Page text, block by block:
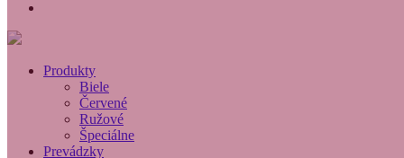
Produkty
Biele
Červené
Ružové
Špeciálne
Prevádzky